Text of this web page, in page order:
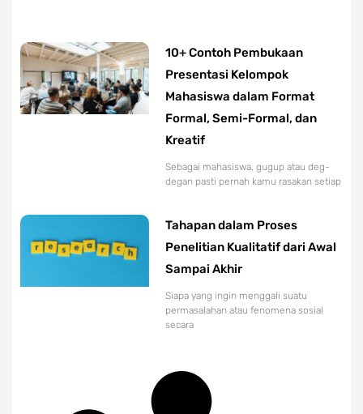
10+ Contoh Pembukaan
Presentasi Kelompok
Mahasiswa dalam Format
Formal, Semi-Formal, dan
Kreatif
Sebagai mahasiswa, gugup atau deg-
degan pasti pernah kamu rasakan setiap
Tahapan dalam Proses
Penelitian Kualitatif dari Awal
Sampai Akhir
Siapa yang ingin menggali suatu
permasalahan atau fenomena sosial
secara